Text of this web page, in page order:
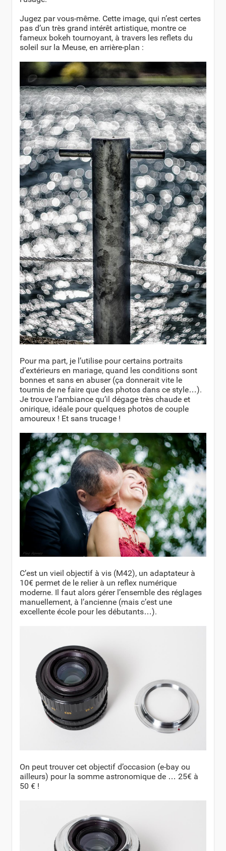
Jugez par vous-même. Cette image, qui n’est certes
pas d’un très grand intérêt artistique, montre ce
fameux bokeh tournoyant, à travers les reflets du
soleil sur la Meuse, en arrière-plan :
Pour ma part, je l’utilise pour certains portraits
d’extérieurs en mariage, quand les conditions sont
bonnes et sans en abuser (ça donnerait vite le
tournis de ne faire que des photos dans ce style…).
Je trouve l’ambiance qu’il dégage très chaude et
onirique, idéale pour quelques photos de couple
amoureux ! Et sans trucage !
C’est un vieil objectif à vis (M42), un adaptateur à
10€ permet de le relier à un reflex numérique
moderne. Il faut alors gérer l’ensemble des réglages
manuellement, à l’ancienne (mais c’est une
excellente école pour les débutants…).
On peut trouver cet objectif d’occasion (e-bay ou
ailleurs) pour la somme astronomique de … 25€ à
50 € !